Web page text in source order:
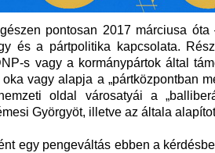
pontosan 2017 márciusa
és a pártpolitika kapcsolata.
s vagy a kormánypártok által
vagy alapja a „pártközpontban
oldal városatyái a
Györgyöt, illetve az általa
egy pengeváltás ebben a